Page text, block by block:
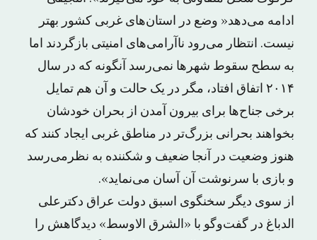
ادامه می‌دهد« وضع در استان‌های غربی کشور بهتر
نیست. انتظار می‌رود ناآرامی‌های امنیتی باز‌گردند اما
به سطح سقوط شهرها نمی‌رسد آنگونه که در سال
۲۰۱۴ اتفاق افتاد، مگر در یک حالت و آن هم تمایل
برخی جناح‌ها برای بیرون آمدن از بحران خودشان
بخواهند بحرانی بزرگ‌تر در مناطق غربی ایجاد کنند که
هنوز وضعیت در آنجا ضعیف و شکننده به نظرمی‌رسد
و بازی با سرنوشت آن آسان می‌نماید».
از سوی دیگر سخنگوی اسبق دولت عراق دکترعلی
الدباغ در گفت‌وگو با «الشرق الاوسط» دیدگاهش را